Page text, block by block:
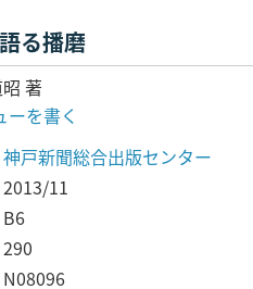
る播磨
著
ーを書く
神戸新聞総合出版センター
2013/11
B6
290
N08096